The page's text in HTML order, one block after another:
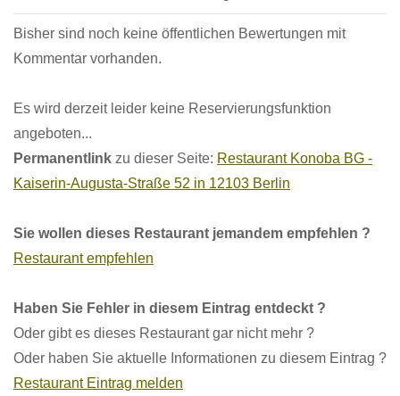
Bisher sind noch keine öffentlichen Bewertungen mit
Kommentar vorhanden.
Es wird derzeit leider keine Reservierungsfunktion
angeboten...
Permanentlink zu dieser Seite: Restaurant Konoba BG -
Kaiserin-Augusta-Straße 52 in 12103 Berlin
Sie wollen dieses Restaurant jemandem empfehlen ?
Restaurant empfehlen
Haben Sie Fehler in diesem Eintrag entdeckt ?
Oder gibt es dieses Restaurant gar nicht mehr ?
Oder haben Sie aktuelle Informationen zu diesem Eintrag ?
Restaurant Eintrag melden